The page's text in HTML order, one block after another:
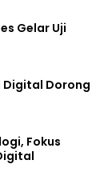
Gelar Uji
Digital Dorong
Fokus